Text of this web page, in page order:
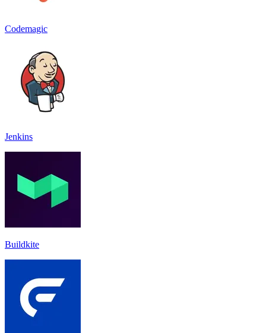
Codemagic
Jenkins
Buildkite